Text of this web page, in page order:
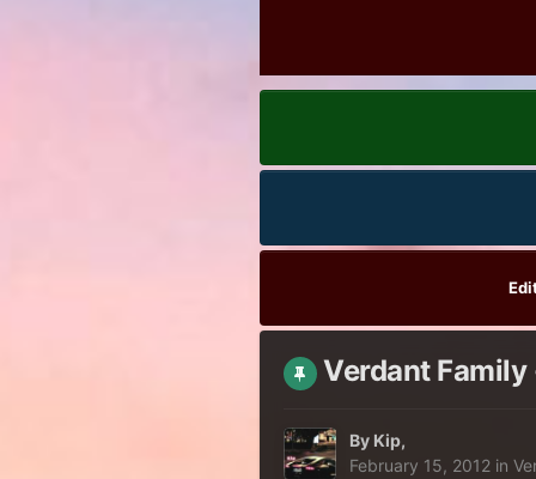
Verdant Family
By Kip,
February 15, 2012in